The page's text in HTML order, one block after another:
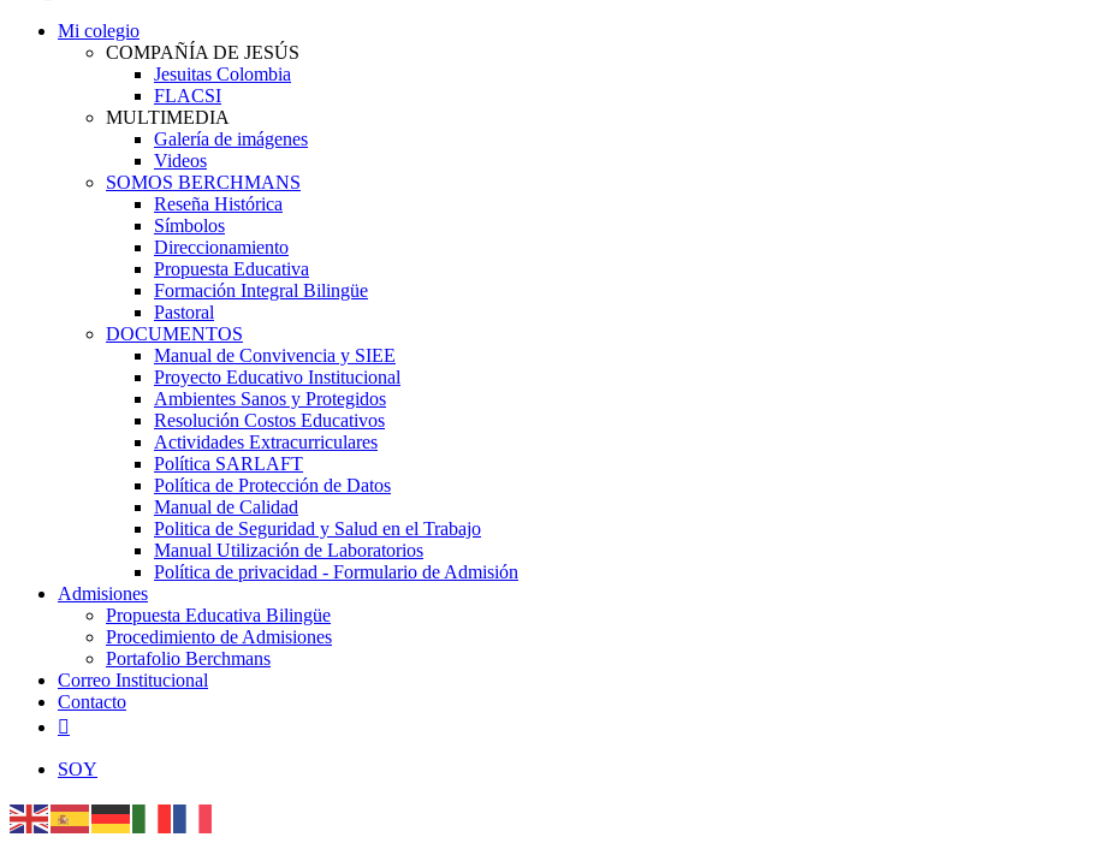
Mi colegio
COMPAÑÍA DE JESÚS
Jesuitas Colombia
FLACSI
MULTIMEDIA
Galería de imágenes
Videos
SOMOS BERCHMANS
Reseña Histórica
Símbolos
Direccionamiento
Propuesta Educativa
Formación Integral Bilingüe
Pastoral
DOCUMENTOS
Manual de Convivencia y SIEE
Proyecto Educativo Institucional
Ambientes Sanos y Protegidos
Resolución Costos Educativos
Actividades Extracurriculares
Política SARLAFT
Política de Protección de Datos
Manual de Calidad
Politica de Seguridad y Salud en el Trabajo
Manual Utilización de Laboratorios
Política de privacidad - Formulario de Admisión
Admisiones
Propuesta Educativa Bilingüe
Procedimiento de Admisiones
Portafolio Berchmans
Correo Institucional
Contacto

SOY